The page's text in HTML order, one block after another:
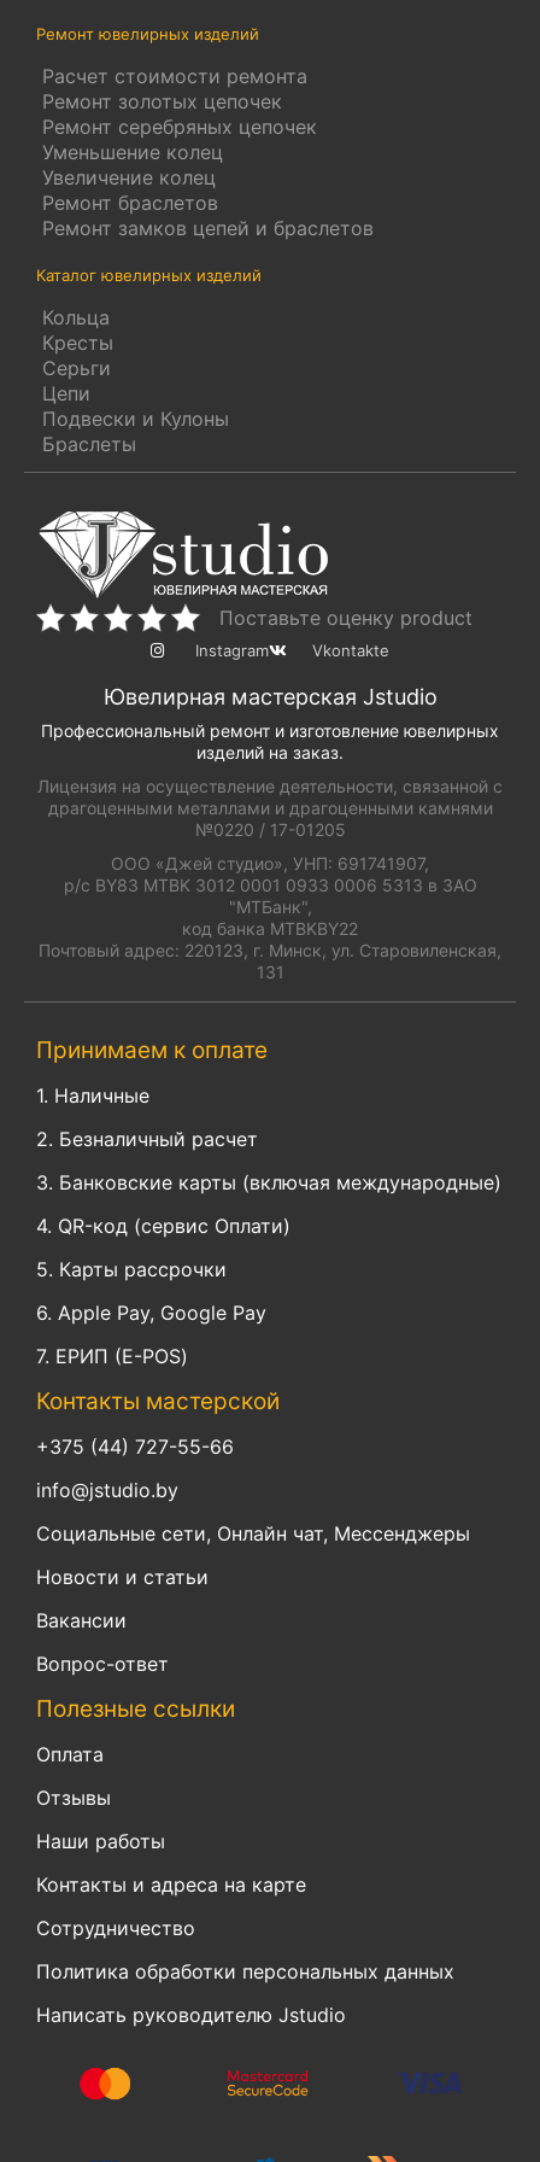
Ремонт ювелирных изделий
Расчет стоимости ремонта
Ремонт золотых цепочек
Ремонт серебряных цепочек
Уменьшение колец
Увеличение колец
Ремонт браслетов
Ремонт замков цепей и браслетов
Каталог ювелирных изделий
Кольца
Кресты
Серьги
Цепи
Подвески и Кулоны
Браслеты
Поставьте оценку product
Instagram Vkontakte
Ювелирная мастерская Jstudio
Профессиональный ремонт и изготовление ювелирных
изделий на заказ.
Лицензия на осуществление деятельности, связанной с
драгоценными металлами и драгоценными камнями
№0220 / 17-01205
ООО «Джей студио», УНП: 691741907,
р/с BY83 MTBK 3012 0001 0933 0006 5313 в ЗАО
"МТБанк",
код банка MTBKBY22
Почтовый адрес: 220123, г. Минск, ул. Старовиленская,
131
Принимаем к оплате
1. Наличные
2. Безналичный расчет
3. Банковские карты (включая международные)
4. QR-код (сервис Оплати)
5. Карты рассрочки
6. Apple Pay, Google Pay
7. ЕРИП (E-POS)
Контакты мастерской
+375 (44) 727-55-66
info@jstudio.by
Социальные сети, Онлайн чат, Мессенджеры
Новости и статьи
Вакансии
Вопрос-ответ
Полезные ссылки
Оплата
Отзывы
Наши работы
Контакты и адреса на карте
Сотрудничество
Политика обработки персональных данных
Написать руководителю Jstudio